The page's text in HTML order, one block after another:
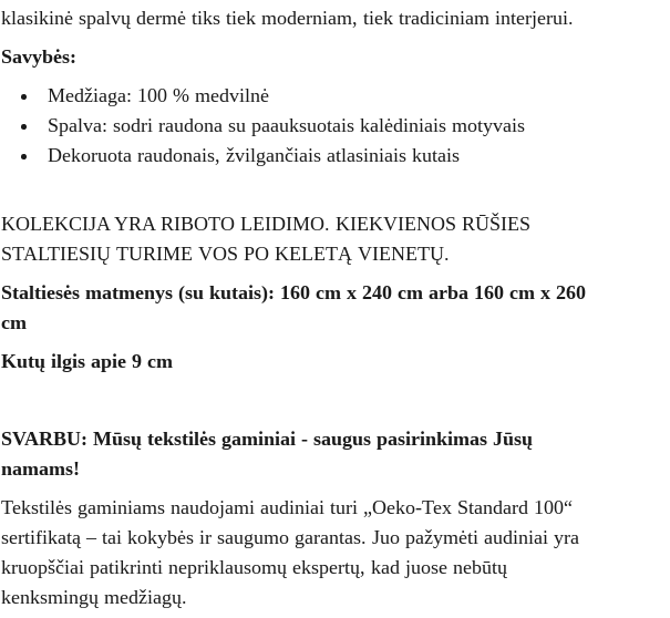
klasikinė spalvų dermė tiks tiek moderniam, tiek tradiciniam interjerui.
Savybės:
Medžiaga: 100 % medvilnė
Spalva: sodri raudona su paauksuotais kalėdiniais motyvais
Dekoruota raudonais, žvilgančiais atlasiniais kutais
KOLEKCIJA YRA RIBOTO LEIDIMO. KIEKVIENOS RŪŠIES
STALTIESIŲ TURIME VOS PO KELETĄ VIENETŲ.
Staltiesės matmenys (su kutais): 160 cm x 240 cm arba 160 cm x 260
cm
Kutų ilgis apie 9 cm
SVARBU: Mūsų tekstilės gaminiai - saugus pasirinkimas Jūsų
namams!
Tekstilės gaminiams naudojami audiniai turi „Oeko-Tex Standard 100“
sertifikatą – tai kokybės ir saugumo garantas. Juo pažymėti audiniai yra
kruopščiai patikrinti nepriklausomų ekspertų, kad juose nebūtų
kenksmingų medžiagų.